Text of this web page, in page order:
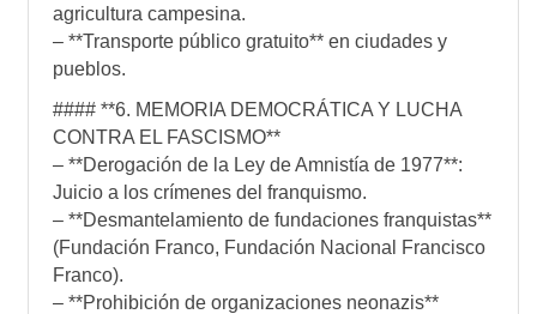
agricultura campesina.
– **Transporte público gratuito** en ciudades y
pueblos.
#### **6. MEMORIA DEMOCRÁTICA Y LUCHA
CONTRA EL FASCISMO**
– **Derogación de la Ley de Amnistía de 1977**:
Juicio a los crímenes del franquismo.
– **Desmantelamiento de fundaciones franquistas**
(Fundación Franco, Fundación Nacional Francisco
Franco).
– **Prohibición de organizaciones neonazis**